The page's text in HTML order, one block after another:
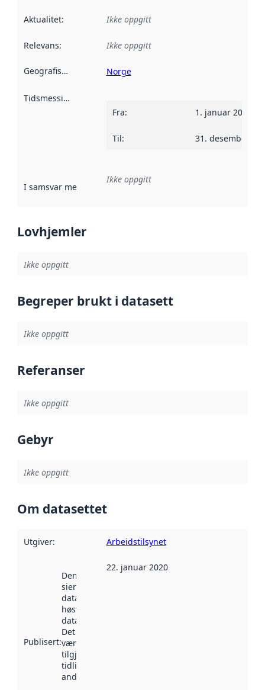
Aktualitet: Ikke oppgitt
Relevans: Ikke oppgitt
Geografisk avgrensning :
Norge
Tidsmessig avgrensning
Fra: 1. januar 2013
Til: 31. desember
I samsvar med Referanse til en implementasjonsregel
Ikke oppgitt
Lovhjemler
Ikke oppgitt
Begreper brukt i datasett
Ikke oppgitt
Referanser
Ikke oppgitt
Gebyr
Ikke oppgitt
Om datasettet
Utgiver: Arbeidstilsynet
Publisert:
Denne datoen
sier når
datasettet ble
høstet av
data.norge.no.
Det kan ha
vært
tilgjengelig
tidligere
andre steder.
22. januar 2020